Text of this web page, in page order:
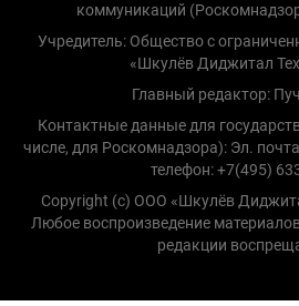
коммуникаций
Учредитель: Общество с
«Шкулёв Диджитал
Главный редактор:
Контактные данные для
числе, для Роскомнадзора): Эл.
телефон: +7(495)
Copyright (с) ООО «Шкулёв
Любое воспроизведение
редакции